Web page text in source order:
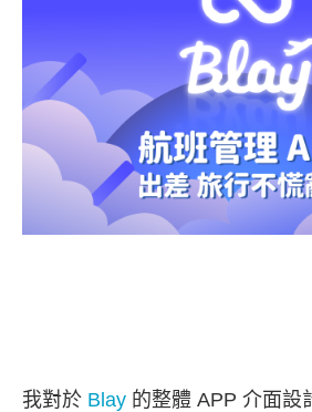
我對於 Blay 的整體 APP 介面設